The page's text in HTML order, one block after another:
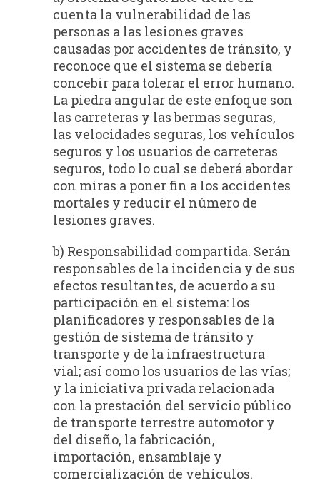
cuenta la vulnerabilidad de las
personas a las lesiones graves
causadas por accidentes de tránsito, y
reconoce que el sistema se debería
concebir para tolerar el error humano.
La piedra angular de este enfoque son
las carreteras y las bermas seguras,
las velocidades seguras, los vehículos
seguros y los usuarios de carreteras
seguros, todo lo cual se deberá abordar
con miras a poner fin a los accidentes
mortales y reducir el número de
lesiones graves.
b) Responsabilidad compartida. Serán
responsables de la incidencia y de sus
efectos resultantes, de acuerdo a su
participación en el sistema: los
planificadores y responsables de la
gestión de sistema de tránsito y
transporte y de la infraestructura
vial; así como los usuarios de las vías;
y la iniciativa privada relacionada
con la prestación del servicio público
de transporte terrestre automotor y
del diseño, la fabricación,
importación, ensamblaje y
comercialización de vehículos.